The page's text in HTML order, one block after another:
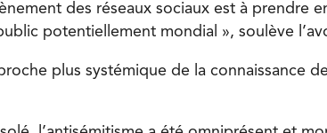
des réseaux sociaux est à prendre
potentiellement mondial », soulève
plus systémique de la connaissance